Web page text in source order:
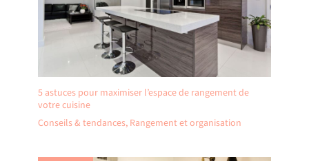
5 astuces pour maximiser l’espace de rangement de
votre cuisine
Conseils & tendances, Rangement et organisation